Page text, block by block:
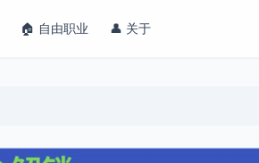
🏠 自由职业 👤 关于